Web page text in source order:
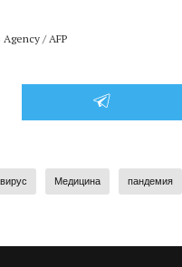
/ AFP
Медицина пандемия